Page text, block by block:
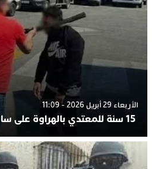
الأربعاء 29 أبريل 2026 - 11:09